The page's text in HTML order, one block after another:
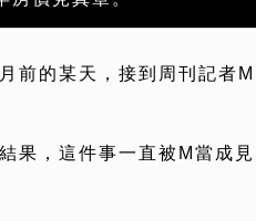
前的某天，接到周刊記者M
果，這件事一直被M當成見